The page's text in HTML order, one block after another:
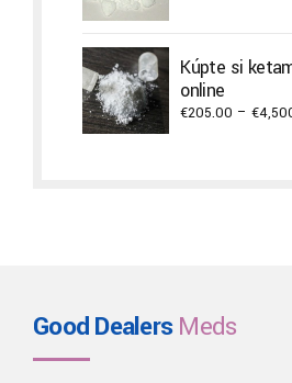
Kúpte si
online
€205.00 – €
Good DealersMeds